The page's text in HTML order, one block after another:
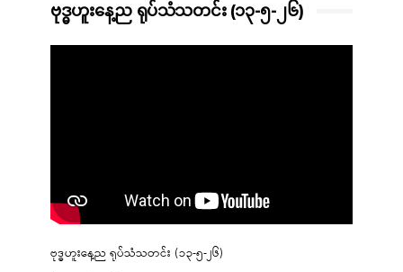
ဗုဒ္ဓဟူးနေ့ည ရုပ်သံသတင်း (၁၃-၅-၂၆)
ဗုဒ္ဓဟူးနေ့ည ရုပ်သံသတင်း (၁၃-၅-၂၆)